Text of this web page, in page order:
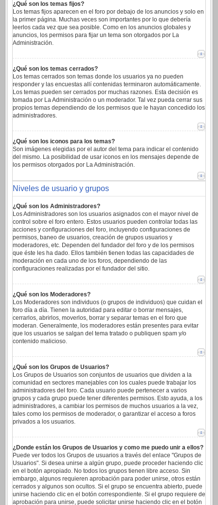
¿Qué son los temas fijos?
Los temas fijos aparecen en el foro por debajo de los anuncios y solo en
la primer página. Muchas veces son importantes por lo que debería
leerlos cada vez que sea posible. Como en los anuncios globales y
anuncios, los permisos para fijar un tema son otorgados por La
Administración.
¿Qué son los temas cerrados?
Los temas cerrados son temas donde los usuarios ya no pueden
responder y las encuestas allí contenidas terminaron automáticamente.
Los temas pueden ser cerrados por muchas razones. Esta decisión es
tomada por La Administración o un moderador. Tal vez pueda cerrar sus
propios temas dependiendo de los permisos que le hayan concedido los
administradores.
¿Qué son los iconos para los temas?
Son imágenes elegidas por el autor del tema para indicar el contenido
del mismo. La posibilidad de usar iconos en los mensajes depende de
los permisos otorgados por La Administración.
Niveles de usuario y grupos
¿Qué son los Administradores?
Los Administradores son los usuarios asignados con el mayor nivel de
control sobre el foro entero. Estos usuarios pueden controlar todas las
acciones y configuraciones del foro, incluyendo configuraciones de
permisos, baneo de usuarios, creación de grupos usuarios y
moderadores, etc. Dependen del fundador del foro y de los permisos
que éste les ha dado. Ellos también tienen todas las capacidades de
moderación en cada uno de los foros, dependiendo de las
configuraciones realizadas por el fundador del sitio.
¿Qué son los Moderadores?
Los Moderadores son individuos (o grupos de individuos) que cuidan el
foro día a día. Tienen la autoridad para editar o borrar mensajes,
cerrarlos, abrirlos, moverlos, borrar y separar temas en el foro que
moderan. Generalmente, los moderadores están presentes para evitar
que los usuarios se salgan del tema tratado o publiquen spam y/o
contenido malicioso.
¿Qué son los Grupos de Usuarios?
Los Grupos de Usuarios son conjuntos de usuarios que dividen a la
comunidad en sectores manejables con los cuales puede trabajar los
administradores del foro. Cada usuario puede pertenecer a varios
grupos y cada grupo puede tener diferentes permisos. Esto ayuda, a los
administradores, a cambiar los permisos de muchos usuarios a la vez,
tales como los permisos de moderador, o garantizar el acceso a foros
privados a los usuarios.
¿Donde están los Grupos de Usuarios y como me puedo unir a ellos?
Puede ver todos los Grupos de usuarios a través del enlace "Grupos de
Usuarios". Si desea unirse a algún grupo, puede proceder haciendo clic
en el botón apropiado. No todos los grupos tienen libre acceso. Sin
embargo, algunos requieren aprobación para poder unirse, otros están
cerrados y algunos son ocultos. Si el grupo se encuentra abierto, puede
unirse haciendo clic en el botón correspondiente. Si el grupo requiere de
aprobación para unirse, puede solicitar unirse haciendo clic en el botón